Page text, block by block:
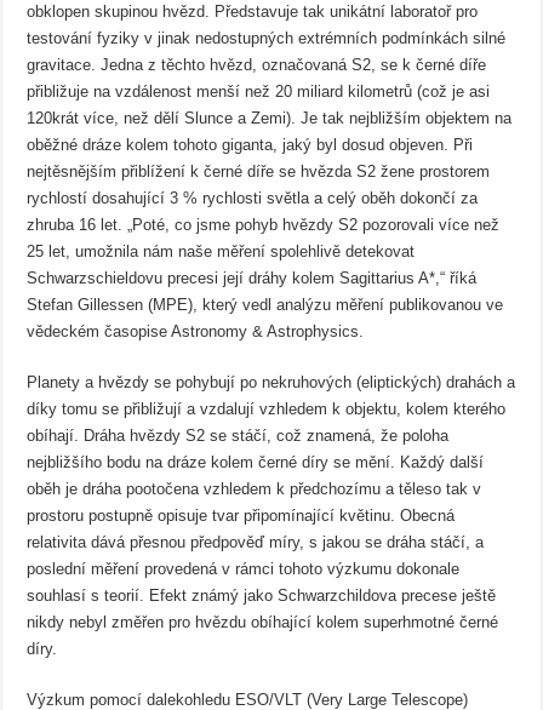
obklopen skupinou hvězd. Představuje tak unikátní laboratoř pro
testování fyziky v jinak nedostupných extrémních podmínkách silné
gravitace. Jedna z těchto hvězd, označovaná S2, se k černé díře
přibližuje na vzdálenost menší než 20 miliard kilometrů (což je asi
120krát více, než dělí Slunce a Zemi). Je tak nejbližším objektem na
oběžné dráze kolem tohoto giganta, jaký byl dosud objeven. Při
nejtěsnějším přiblížení k černé díře se hvězda S2 žene prostorem
rychlostí dosahující 3 % rychlosti světla a celý oběh dokončí za
zhruba 16 let. „Poté, co jsme pohyb hvězdy S2 pozorovali více než
25 let, umožnila nám naše měření spolehlivě detekovat
Schwarzschieldovu precesi její dráhy kolem Sagittarius A*,“ říká
Stefan Gillessen (MPE), který vedl analýzu měření publikovanou ve
vědeckém časopise Astronomy & Astrophysics.
Planety a hvězdy se pohybují po nekruhových (eliptických) drahách a
díky tomu se přibližují a vzdalují vzhledem k objektu, kolem kterého
obíhají. Dráha hvězdy S2 se stáčí, což znamená, že poloha
nejbližšího bodu na dráze kolem černé díry se mění. Každý další
oběh je dráha pootočena vzhledem k předchozímu a těleso tak v
prostoru postupně opisuje tvar připomínající květinu. Obecná
relativita dává přesnou předpověď míry, s jakou se dráha stáčí, a
poslední měření provedená v rámci tohoto výzkumu dokonale
souhlasí s teorií. Efekt známý jako Schwarzchildova precese ještě
nikdy nebyl změřen pro hvězdu obíhající kolem superhmotné černé
díry.
Výzkum pomocí dalekohledu ESO/VLT (Very Large Telescope)